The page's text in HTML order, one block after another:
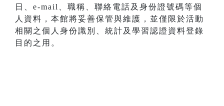
日、e-mail、職稱、聯絡電話及身份證號碼等個
人資料，本館將妥善保管與維護，並僅限於活動
相關之個人身份識別、統計及學習認證資料登錄
目的之用。